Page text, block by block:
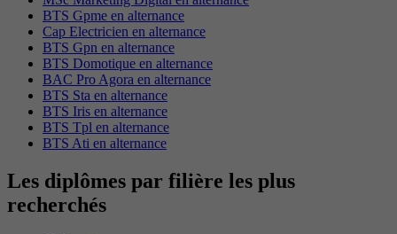
BTS Gpme en alternance
Cap Electricien en alternance
BTS Gpn en alternance
BTS Domotique en alternance
BAC Pro Agora en alternance
BTS Sta en alternance
BTS Iris en alternance
BTS Tpl en alternance
BTS Ati en alternance
Les diplômes par filière les plus
recherchés